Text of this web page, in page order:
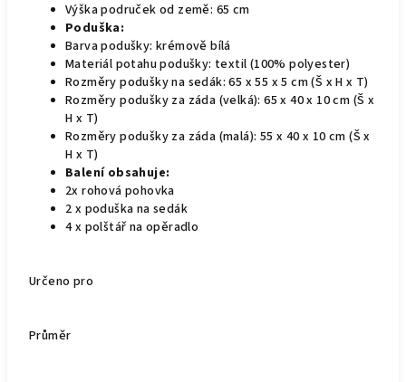
Výška područek od země: 65 cm
Poduška:
Barva podušky: krémově bílá
Materiál potahu podušky: textil (100% polyester)
Rozměry podušky na sedák: 65 x 55 x 5 cm (Š x H x T)
Rozměry podušky za záda (velká): 65 x 40 x 10 cm (Š x
H x T)
Rozměry podušky za záda (malá): 55 x 40 x 10 cm (Š x
H x T)
Balení obsahuje:
2x rohová pohovka
2 x poduška na sedák
4 x polštář na opěradlo
Určeno pro
Průměr